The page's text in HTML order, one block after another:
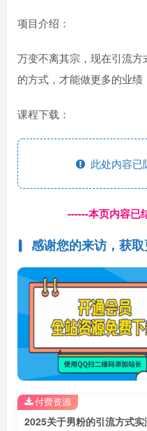
项目介绍：
万变不离其宗，现在引流
的方式，才能做更多的业绩
课程下载：
此处内容已
------本页内容已
感谢您的来访，获取
付费资源